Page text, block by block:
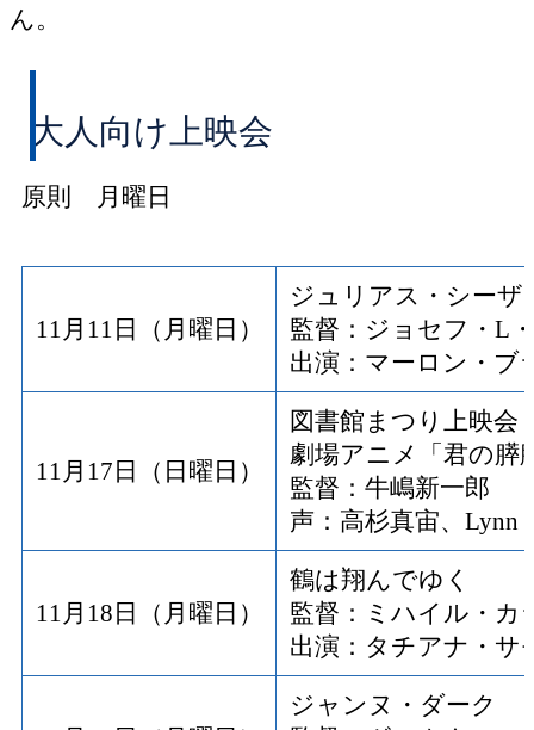
ん。
大人向け上映会
原則 月曜日
11月11日（月曜日）
ジュリアス・シーザ
監督：ジョセフ・L
出演：マーロン・ブ
11月17日（日曜日）
図書館まつり上映会
劇場アニメ「君の膵
監督：牛嶋新一郎
声：高杉真宙、Lynn
11月18日（月曜日）
鶴は翔んでゆく
監督：ミハイル・カ
出演：タチアナ・サ
ジャンヌ・ダーク